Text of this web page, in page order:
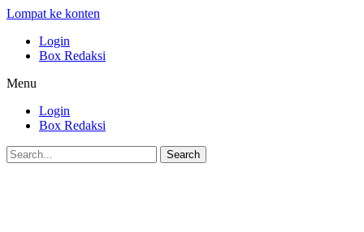
Lompat ke konten
Login
Box Redaksi
Menu
Login
Box Redaksi
Search